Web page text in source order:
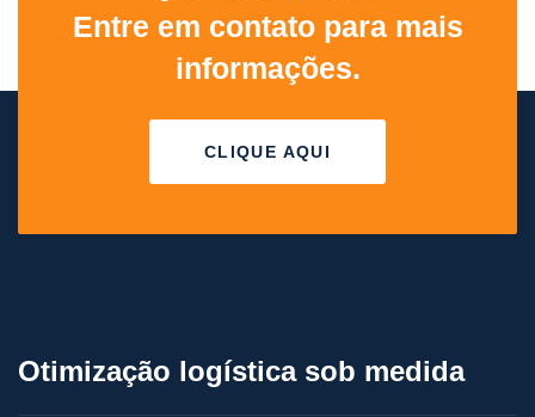
Entre em contato para mais
informações.
CLIQUE AQUI
Otimização logística sob medida